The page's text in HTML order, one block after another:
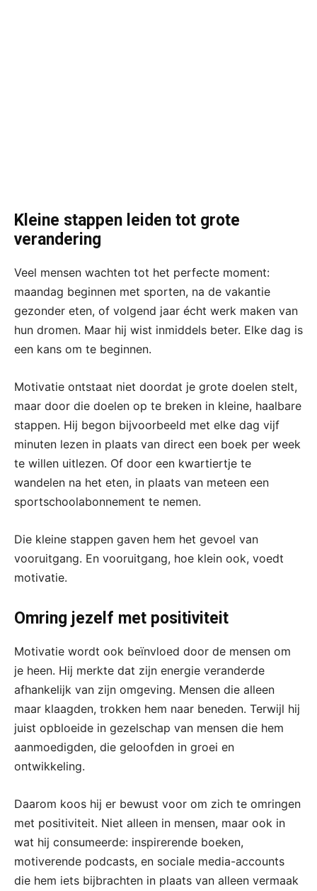
Kleine stappen leiden tot grote
verandering
Veel mensen wachten tot het perfecte moment:
maandag beginnen met sporten, na de vakantie
gezonder eten, of volgend jaar écht werk maken van
hun dromen. Maar hij wist inmiddels beter. Elke dag is
een kans om te beginnen.
Motivatie ontstaat niet doordat je grote doelen stelt,
maar door die doelen op te breken in kleine, haalbare
stappen. Hij begon bijvoorbeeld met elke dag vijf
minuten lezen in plaats van direct een boek per week
te willen uitlezen. Of door een kwartiertje te
wandelen na het eten, in plaats van meteen een
sportschoolabonnement te nemen.
Die kleine stappen gaven hem het gevoel van
vooruitgang. En vooruitgang, hoe klein ook, voedt
motivatie.
Omring jezelf met positiviteit
Motivatie wordt ook beïnvloed door de mensen om
je heen. Hij merkte dat zijn energie veranderde
afhankelijk van zijn omgeving. Mensen die alleen
maar klaagden, trokken hem naar beneden. Terwijl hij
juist opbloeide in gezelschap van mensen die hem
aanmoedigden, die geloofden in groei en
ontwikkeling.
Daarom koos hij er bewust voor om zich te omringen
met positiviteit. Niet alleen in mensen, maar ook in
wat hij consumeerde: inspirerende boeken,
motiverende podcasts, en sociale media-accounts
die hem iets bijbrachten in plaats van alleen vermaak